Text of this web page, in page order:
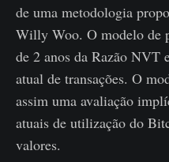
de uma metodologia
Willy Woo. O modelo de
de 2 anos da Razão
atual de transações. O
assim uma avaliação
atuais de utilização do
valores.